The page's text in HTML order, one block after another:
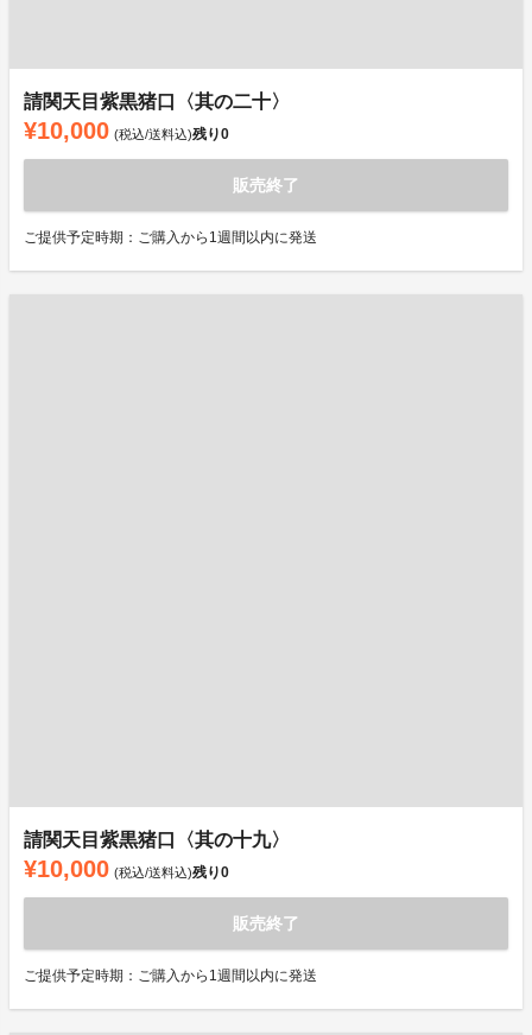
請関天目紫黒猪口〈其の二十〉
¥10,000 (税込/送料込)残り0
販売終了
ご提供予定時期：ご購入から1週間以内に発送
請関天目紫黒猪口〈其の十九〉
¥10,000 (税込/送料込)残り0
販売終了
ご提供予定時期：ご購入から1週間以内に発送